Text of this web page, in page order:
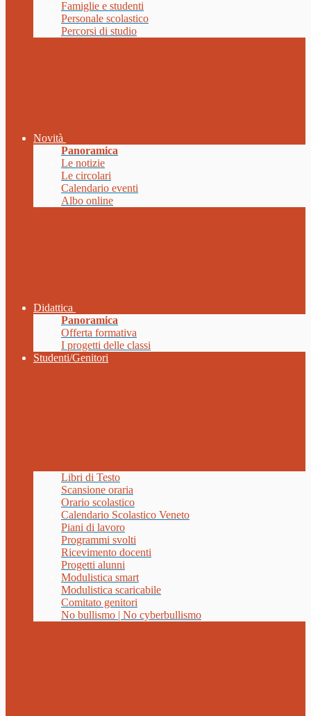
Famiglie e studenti
Personale scolastico
Percorsi di studio
Novità
Panoramica
Le notizie
Le circolari
Calendario eventi
Albo online
Didattica
Panoramica
Offerta formativa
I progetti delle classi
Studenti/Genitori
Libri di Testo
Scansione oraria
Orario scolastico
Calendario Scolastico Veneto
Piani di lavoro
Programmi svolti
Ricevimento docenti
Progetti alunni
Modulistica smart
Modulistica scaricabile
Comitato genitori
No bullismo | No cyberbullismo